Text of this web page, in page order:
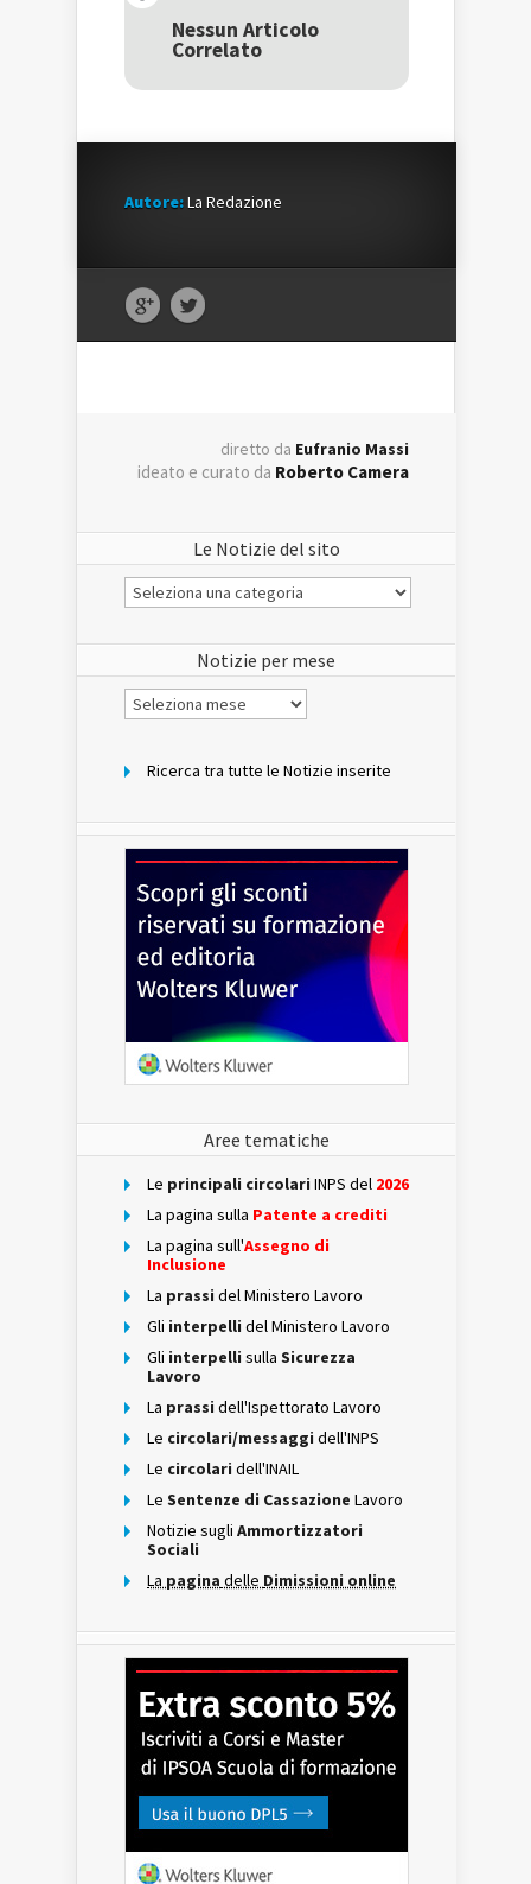
una
nuova
finestra)
nuova
finestra)
una
nuova
Nessun Articolo
Correlato
Autore:La Redazione
diretto da Eufranio Massi
ideato e curato da Roberto Camera
Le Notizie del sito
Le
Notizie
Notizie per mese
Notizie
per
Ricerca tra tutte le Notizie inserite
Aree tematiche
Le principali circolari INPS del 2026
La pagina sulla Patente a crediti
La pagina sull'Assegno di
Inclusione
La prassi del Ministero Lavoro
Gli interpelli del Ministero Lavoro
Gli interpelli sulla Sicurezza
Lavoro
La prassi dell'Ispettorato Lavoro
Le circolari/messaggi dell'INPS
Le circolari dell'INAIL
Le Sentenze di Cassazione Lavoro
Notizie sugli Ammortizzatori
Sociali
La pagina delle Dimissioni online